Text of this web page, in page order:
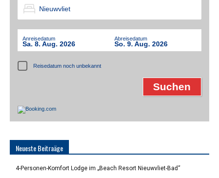
Anreisedatum
Sa. 8. Aug. 2026
Abreisedatum
So. 9. Aug. 2026
Reisedatum noch unbekannt
Neueste Beitraäge
4-Personen-Komfort Lodge im „Beach Resort Nieuwvliet-Bad“